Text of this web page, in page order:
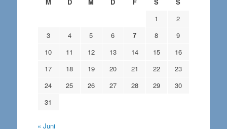
1
2
3
4 5 6 7 8
9
10
11 12 13 14 15
16
17
18 19 20 21 22
23
24
25 26 27 28 29
30
31
« Juni